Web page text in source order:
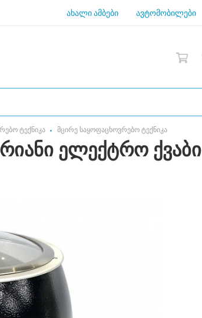
ახალი ამბები ავტომობილები
ტექნიკა მცირე საყოფაცხოვრებო ტექნიკა
ელექტრო ქვაბი